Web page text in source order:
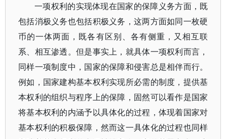
一项权利的实现体现在国家的保障义务方面，既
包括消极义务也包括积极义务，这两方面如同一枚硬
币的一体两面，既各有区别、各有侧重，又相互联
系、相互渗透。但是事实上，就具体一项权利而言，
同样一项制度中，国家的保障和侵害总是相伴而行。
例如，国家建构基本权利实现所必需的制度，提供基
本权利的组织与程序上的保障，固然可以看作是国家
将基本权利的内涵予以具体化的过程，体现着国家对
基本权利的积极保障，然而这一具体化的过程也同样